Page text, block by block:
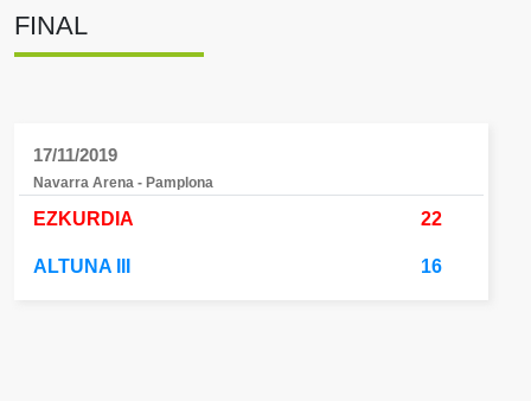
FINAL
17/11/2019
Navarra Arena - Pamplona
EZKURDIA 22
ALTUNA III 16